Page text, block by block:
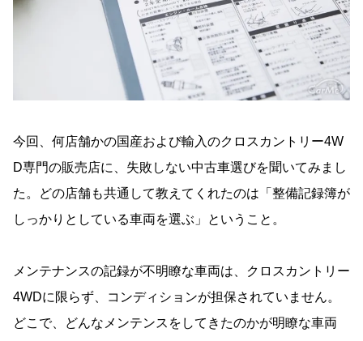
今回、何店舗かの国産および輸入のクロスカントリー4W
D専門の販売店に、失敗しない中古車選びを聞いてみまし
た。どの店舗も共通して教えてくれたのは「整備記録簿が
しっかりとしている車両を選ぶ」ということ。
メンテナンスの記録が不明瞭な車両は、クロスカントリー
4WDに限らず、コンディションが担保されていません。
どこで、どんなメンテンスをしてきたのかが明瞭な車両